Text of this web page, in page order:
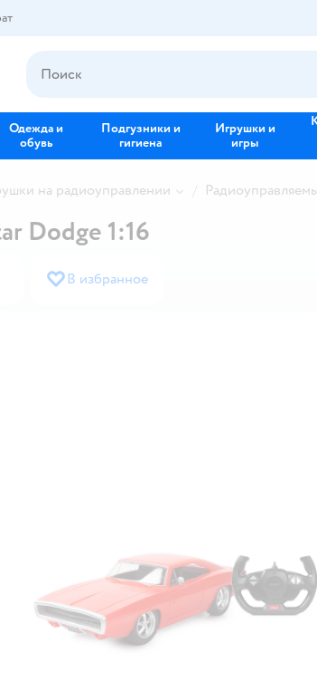
Одежда и
обувь
Подгузники и
гигиена
Игрушки и
игры
на радиоуправлении
Dodge 1:16
В избранное